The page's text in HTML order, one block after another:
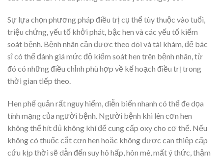
Sự lựa chọn phương pháp điều trị cụ thể tùy thuộc vào tuổi,
triệu chứng, yếu tố khởi phát, bậc hen và các yếu tố kiểm
soát bệnh. Bệnh nhân cần được theo dõi và tái khám, để bác
sĩ có thể đánh giá mức độ kiểm soát hen trên bệnh nhân, từ
đó có những điều chỉnh phù hợp về kế hoạch điều trị trong
thời gian tiếp theo.
Hen phế quản rất nguy hiểm, diễn biến nhanh có thể đe dọa
tính mạng của người bệnh. Người bệnh khi lên cơn hen
không thể hít đủ không khí để cung cấp oxy cho cơ thể. Nếu
không có thuốc cắt cơn hen hoặc không được can thiệp cấp
cứu kịp thời sẽ dẫn đến suy hô hấp, hôn mê, mất ý thức, thậm